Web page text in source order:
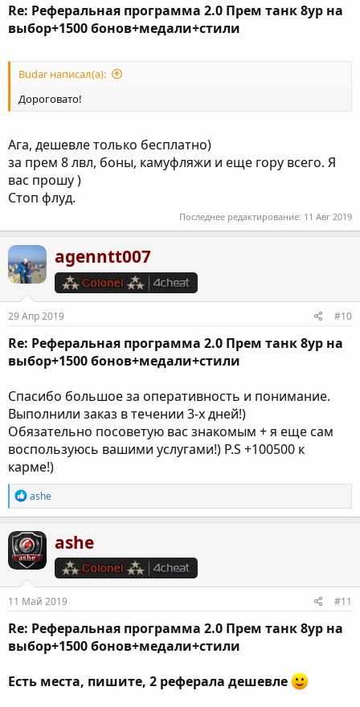
Re: Реферальная программа 2.0 Прем танк 8ур на
выбор+1500 бонов+медали+стили
Budar написал(а):
Дороговато!
Ага, дешевле только бесплатно)
за прем 8 лвл, боны, камуфляжи и еще гору всего. Я
вас прошу )
Стоп флуд.
Последнее редактирование: 11 Авг 2019
agenntt007
29 Апр 2019 #10
Re: Реферальная программа 2.0 Прем танк 8ур на
выбор+1500 бонов+медали+стили
Спасибо большое за оперативность и понимание.
Выполнили заказ в течении 3-х дней!)
Обязательно посоветую вас знакомым + я еще сам
воспользуюсь вашими услугами!) P.S +100500 к
карме!)
Р
е
а
к
ц
и
и
:
ashe
ashe
11 Май 2019 #11
Re: Реферальная программа 2.0 Прем танк 8ур на
выбор+1500 бонов+медали+стили
Есть места, пишите, 2 реферала дешевле